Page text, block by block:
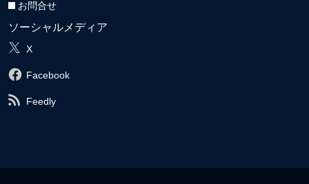
お問合せ
ソーシャルメディア
X
Facebook
Feedly